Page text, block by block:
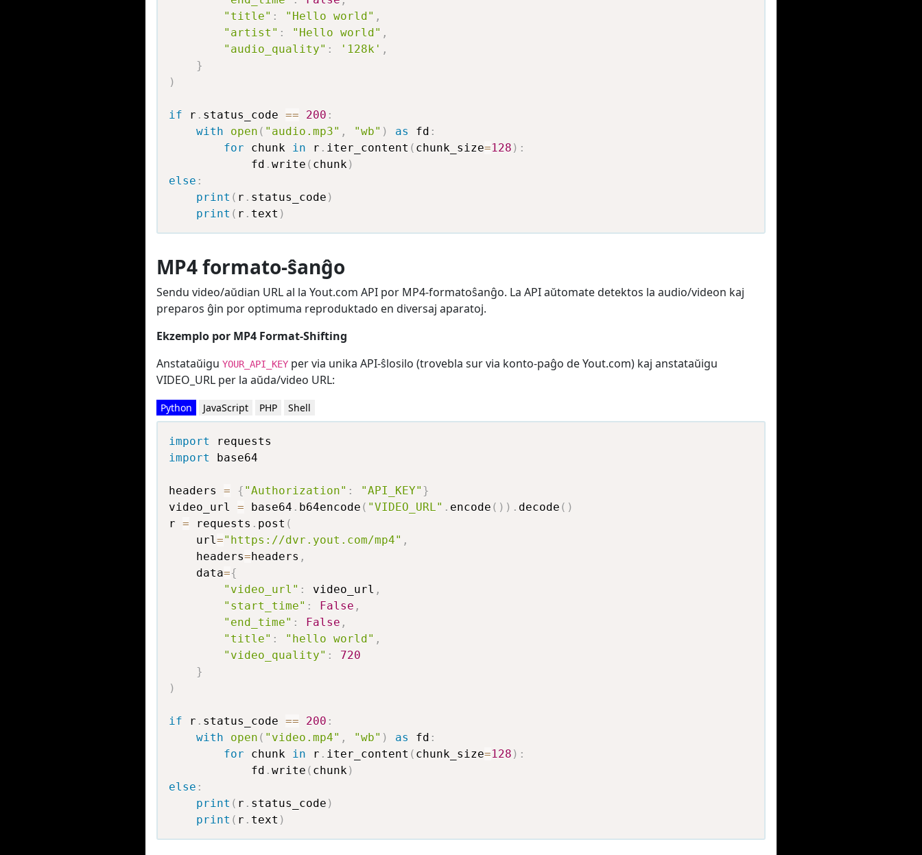
"title" : "Hello world" ,
"artist" : "Hello world" ,
"audio_quality" : '128k' ,
}
)
if r . status_code == 200 :
with
open ( "audio.mp3" , "wb" ) as fd :
for chunk in r . iter_content ( chunk_size=128 ) :
            fd
. write ( chunk )
else :
print ( r . status_code )
print ( r . text )
MP4 formato-ŝanĝo
Sendu video/aŭdian URL al la Yout.com API por MP4-formatoŝanĝo. La API aŭtomate detektos la audio/videon kaj
preparos ĝin por optimuma reproduktado en diversaj aparatoj.
Ekzemplo por MP4 Format-Shifting
Anstataŭigu YOUR_API_KEY per via unika API-ŝlosilo (trovebla sur via konto-paĝo de Yout.com) kaj anstataŭigu
VIDEO_URL per la aŭda/video URL:
Python JavaScript PHP Shell
import
import base64
headers = { "Authorization" : "API_KEY" }
video_url = base64 . b64encode ( "VIDEO_URL" . encode ( ) ) . decode ( )
r = requests . post (
    url
="https://dvr.yout.com/mp4" ,
    headers
=headers ,
    data
={
"video_url" : video_url ,
"start_time" : False ,
"end_time" : False ,
"title" : "hello world" ,
"video_quality" :
720
}
)
if r . status_code == 200 :
with
open ( "video.mp4" , "wb" ) as fd :
for chunk in r . iter_content ( chunk_size=128 ) :
            fd
. write ( chunk )
else :
print ( r . status_code )
print ( r . text )